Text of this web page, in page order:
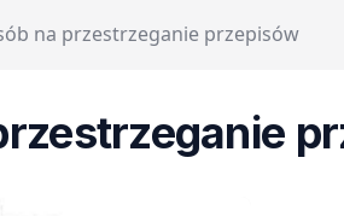
na przestrzeganie przepisów